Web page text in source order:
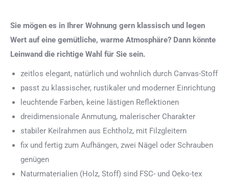
Sie mögen es in Ihrer Wohnung gern klassisch und legen
Wert auf eine gemütliche, warme Atmosphäre? Dann könnte
Leinwand die richtige Wahl für Sie sein.
zeitlos elegant, natürlich und wohnlich durch Canvas-Stoff
passt zu klassischer, rustikaler und moderner Einrichtung
leuchtende Farben, keine lästigen Reflektionen
dreidimensionale Anmutung, malerischer Charakter
stabiler Keilrahmen aus Echtholz, mit Filzgleitern
fix und fertig zum Aufhängen, zwei Nägel oder Schrauben
genügen
Naturmaterialien (Holz, Stoff) sind FSC- und Oeko-tex